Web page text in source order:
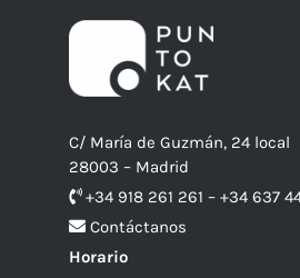
C/ María de Guzmán, 24 local
28003 – Madrid
+34 918 261 261 – +34 637
Contáctanos
Horario